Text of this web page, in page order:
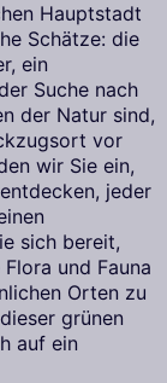
Hauptstadt
Schätze: die
ein
Suche nach
der Natur sind,
vor
wir Sie ein,
jeder
sich bereit,
und Fauna
Orten zu
grünen
auf ein